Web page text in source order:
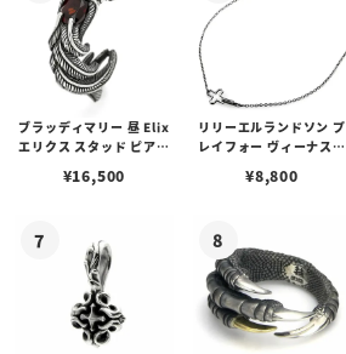
ブラッディマリー 昼 Elix
エリクス スタッド ピアス
¥16,500
リリーエルランドソン プ
レイフォー ヴィーナスチ
¥8,800